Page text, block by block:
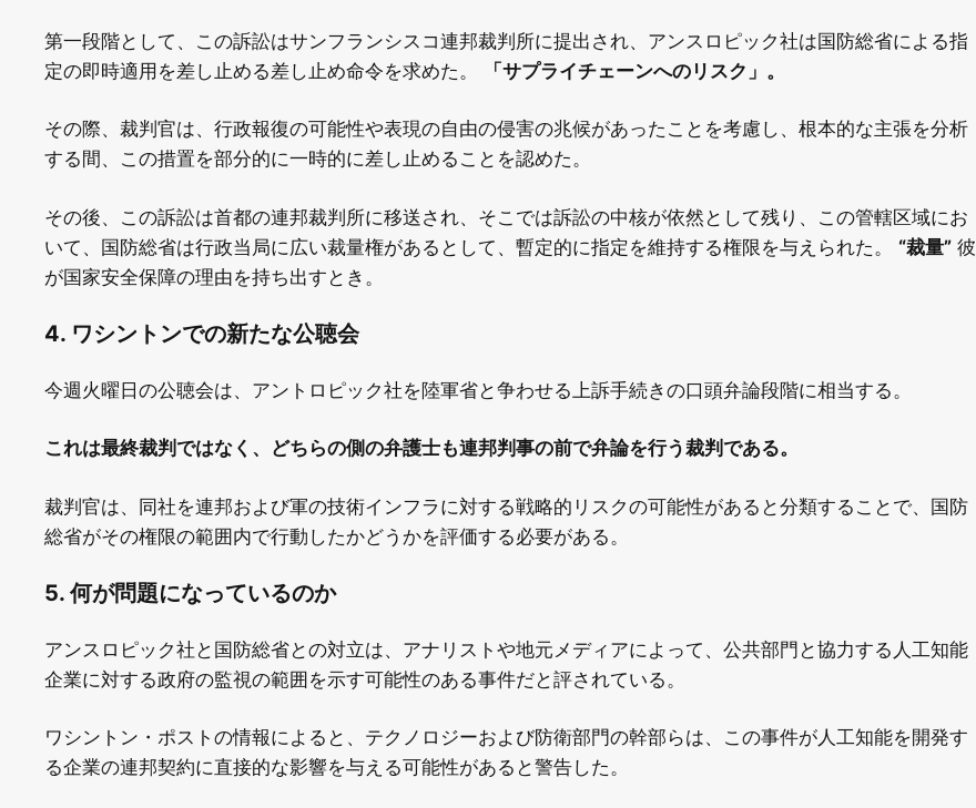
第一段階として、この訴訟はサンフランシスコ連邦裁判所に提出され、アンスロピック社は国防総省による指
定の即時適用を差し止める差し止め命令を求めた。
「サプライチェーンへのリスク」。
その際、裁判官は、行政報復の可能性や表現の自由の侵害の兆候があったことを考慮し、根本的な主張を分析
する間、この措置を部分的に一時的に差し止めることを認めた。
その後、この訴訟は首都の連邦裁判所に移送され、そこでは訴訟の中核が依然として残り、この管轄区域にお
いて、国防総省は行政当局に広い裁量権があるとして、暫定的に指定を維持する権限を与えられた。 “裁量” 彼
が国家安全保障の理由を持ち出すとき。
4. ワシントンでの新たな公聴会
今週火曜日の公聴会は、アントロピック社を陸軍省と争わせる上訴手続きの口頭弁論段階に相当する。
これは最終裁判ではなく、どちらの側の弁護士も連邦判事の前で弁論を行う裁判である。
裁判官は、同社を連邦および軍の技術インフラに対する戦略的リスクの可能性があると分類することで、国防
総省がその権限の範囲内で行動したかどうかを評価する必要がある。
5. 何が問題になっているのか
アンスロピック社と国防総省との対立は、アナリストや地元メディアによって、公共部門と協力する人工知能
企業に対する政府の監視の範囲を示す可能性のある事件だと評されている。
ワシントン・ポストの情報によると、テクノロジーおよび防衛部門の幹部らは、この事件が人工知能を開発す
る企業の連邦契約に直接的な影響を与える可能性があると警告した。